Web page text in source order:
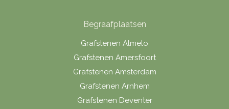
Begraafplaatsen
Grafstenen Almelo
Grafstenen Amersfoort
Grafstenen Amsterdam
Grafstenen Arnhem
Grafstenen Deventer